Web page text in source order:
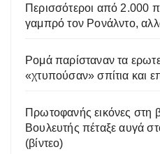
Περισσότεροι από 2.000
γαμπρό τον Ρονάλντο,
Ρομά παρίσταναν τα
«χτυπούσαν» σπίτια και
Πρωτοφανής εικόνες στη
Βουλευτής πέταξε αυγά
(βίντεο)